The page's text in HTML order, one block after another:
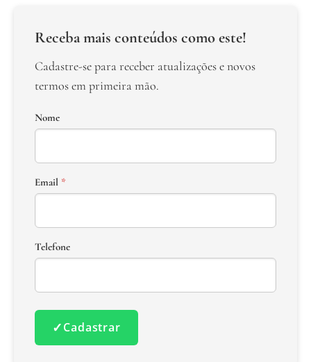
Receba mais conteúdos como este!
Cadastre-se para receber atualizações e novos
termos em primeira mão.
Nome
Email *
Telefone
✓Cadastrar